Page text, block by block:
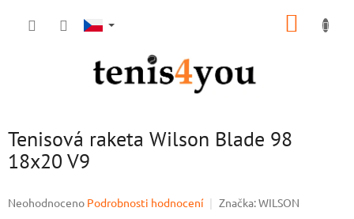
Tenisová raketa Wilson Blade 98
18x20 V9
Průměrné
Neohodnoceno Podrobnosti hodnocení Značka:WILSON